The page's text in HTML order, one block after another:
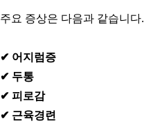
주요 증상은 다음과 같습니다.
✔ 어지럼증
✔ 두통
✔ 피로감
✔ 근육경련